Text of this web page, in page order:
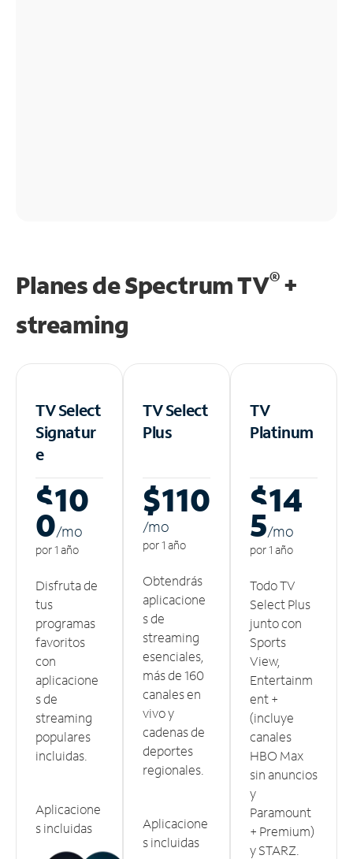
Planes de Spectrum TV®+
streaming
TV Select
Signatur
e
$10
0/mo
por 1 año
Disfruta de
tus
programas
favoritos
con
aplicacione
s de
streaming
populares
incluidas.
Aplicacione
s incluidas
TV Select
Plus
$110
/mo
por 1 año
Obtendrás
aplicacione
s de
streaming
esenciales,
más de 160
canales en
vivo y
cadenas de
deportes
regionales.
Aplicacione
s incluidas
TV
Platinum
$14
5/mo
por 1 año
Todo TV
Select Plus
junto con
Sports
View,
Entertainm
ent +
(incluye
canales
HBO Max
sin anuncios
y
Paramount
+ Premium)
y STARZ.